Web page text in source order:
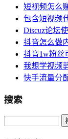
短视频怎么
包含短视频
Discuz论坛
抖音怎么做
抖音1w粉丝
我想学视频
快手流量分
搜索